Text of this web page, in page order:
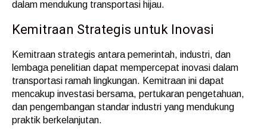
dalam mendukung transportasi hijau.
Kemitraan Strategis untuk Inovasi
Kemitraan strategis antara pemerintah, industri, dan
lembaga penelitian dapat mempercepat inovasi dalam
transportasi ramah lingkungan. Kemitraan ini dapat
mencakup investasi bersama, pertukaran pengetahuan,
dan pengembangan standar industri yang mendukung
praktik berkelanjutan.